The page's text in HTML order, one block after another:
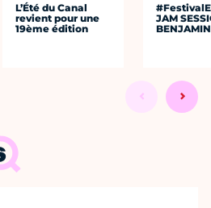
L’Été du Canal
revient pour une
19ème édition
JAM